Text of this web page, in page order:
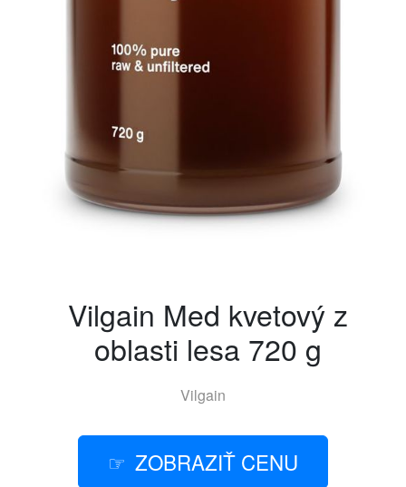
Vilgain Med kvetový z
oblasti lesa 720 g
Vilgain
ZOBRAZIŤ CENU